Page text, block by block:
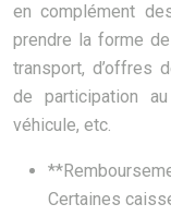
en complément
prendre la forme
transport, d’offres
de participation au
véhicule, etc.
Certaines